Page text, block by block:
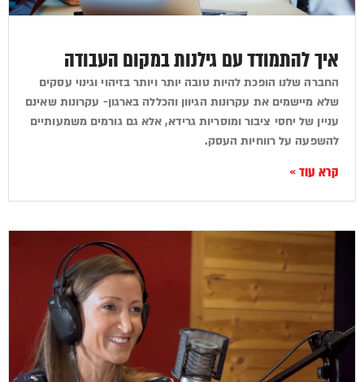
איך להתמודד עם גילנות במקום העבודה
החברה שלנו הופכת להיות טובה יותר ויותר בזיהוי וגינוי עסקים
שלא מיישמים את עקרונות הגיוון והכללה בארגון- עקרונות שאינם
עניין של יחסי ציבור ומוסריות גרידא, אלא גם גורמים משמעותיים
להשפעה על רווחיות העסק.
קרא עוד »